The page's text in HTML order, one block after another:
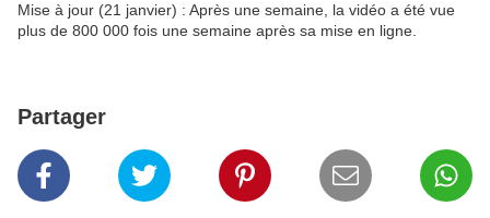
Mise à jour (21 janvier) : Après une semaine, la vidéo a été vue
plus de 800 000 fois une semaine après sa mise en ligne.
Partager